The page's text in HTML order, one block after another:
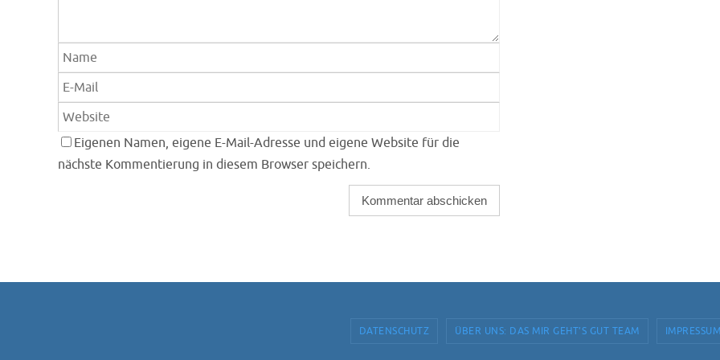
Eigenen Namen, eigene E-Mail-Adresse und eigene Website für die
nächste Kommentierung in diesem Browser speichern.
DATENSCHUTZ ÜBER UNS: DAS MIR GEHT’S GUT TEAM IMPRESSUM